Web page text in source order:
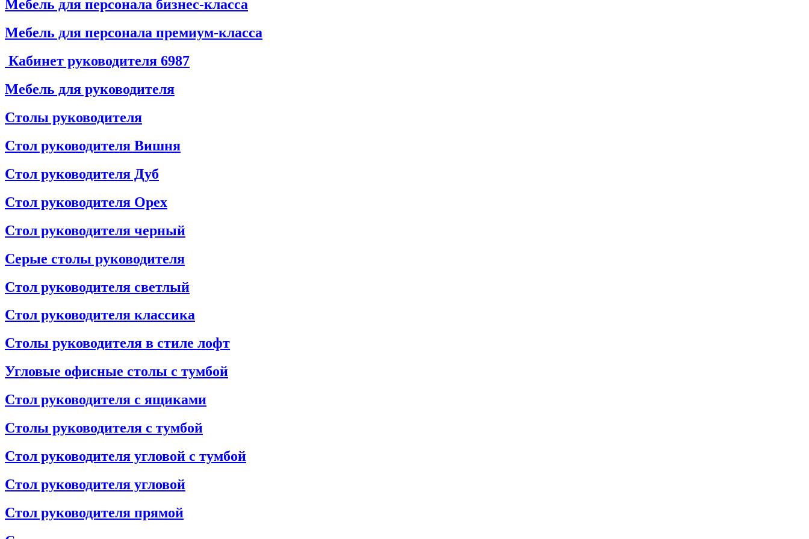
Мебель для персонала бизнес-класса
Мебель для персонала премиум-класса
Кабинет руководителя 6987
Мебель для руководителя
Столы руководителя
Стол руководителя Вишня
Стол руководителя Дуб
Стол руководителя Орех
Стол руководителя черный
Серые столы руководителя
Стол руководителя светлый
Стол руководителя классика
Столы руководителя в стиле лофт
Угловые офисные столы с тумбой
Стол руководителя с ящиками
Столы руководителя с тумбой
Стол руководителя угловой с тумбой
Стол руководителя угловой
Стол руководителя прямой